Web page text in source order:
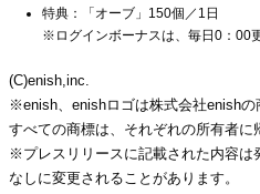
特典：「オーブ」150個／1日
※ログインボーナスは、毎日0：00
(C)enish,inc.
※enish、enishロゴは株式会社enish
すべての商標は、それぞれの所有者に
※プレスリリースに記載された内容は
なしに変更されることがあります。